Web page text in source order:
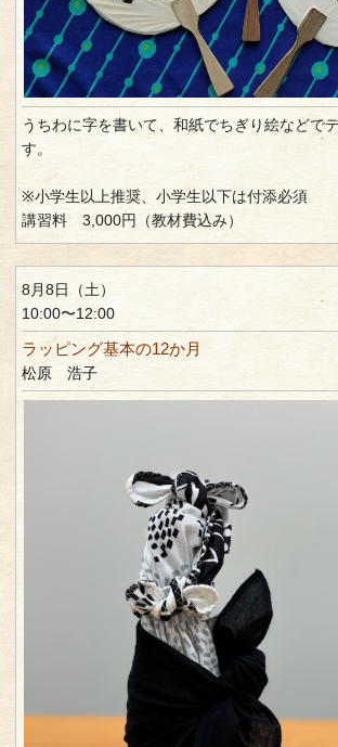
うちわに字を書いて、和紙でちぎり絵などで
す。
※小学生以上推奨、小学生以下は付添必須
講習料 3,000円（教材費込み）
8月8日（土）
10:00〜12:00
ラッピング基本の12か月
松原 浩子